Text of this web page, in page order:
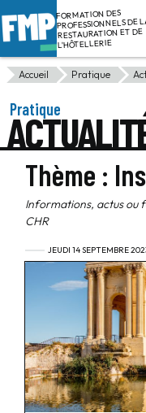
FORMATION DES
PROFESSIONNELS DE
RESTAURATION ET DE
L'HÔTELLERIE
Accueil Pratique
Pratique
Thème :
Informations, actus ou
CHR
JEUDI 14 SEPTEMBRE